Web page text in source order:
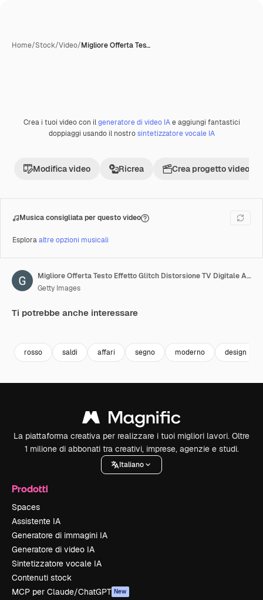
Home/Stock/Video/Migliore Offerta Tes…
Premium
Crea i tuoi video con ilgeneratore di video IAe aggiungi fantastici
doppiaggi usando il nostrosintetizzatore vocale IA
Modifica video Ricrea Crea progetto video
Musica consigliata per questo video
Esploraaltre opzioni musicali
Migliore Offerta Testo Effetto Glitch Distorsione TV Digitale Animazione in Loop 4K
Getty Images
Ti potrebbe anche interessare
rosso saldi affari segno moderno design
La piattaforma creativa per realizzare i tuoi migliori lavori. Oltre
1 milione di abbonati tra creativi, imprese, agenzie e studi.
Italiano
Prodotti
Spaces
Assistente IA
Generatore di immagini IA
Generatore di video IA
Sintetizzatore vocale IA
Contenuti stock
MCP per Claude/ChatGPT New